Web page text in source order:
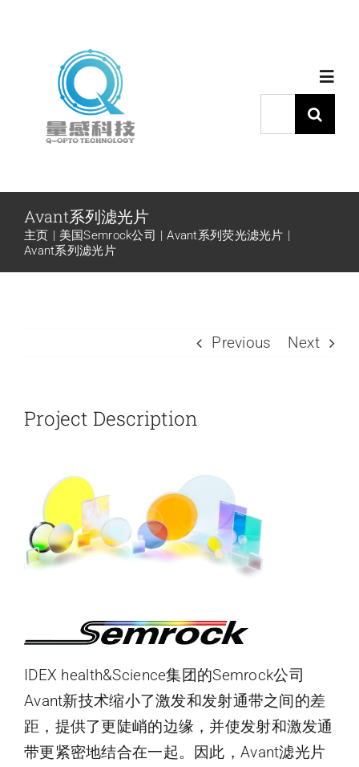
产品中心
代理品牌
新闻和活动
联系我们
索：
Avant系列滤光片
主页 美国Semrock公司
Avant系列荧光滤光片
Avant系列滤光片
Previous Next
Project Description
IDEX health&Science集团的Semrock公司
Avant新技术缩小了激发和发射通带之间的差
距，提供了更陡峭的边缘，并使发射和激发通
带更紧密地结合在一起。因此，Avant滤光片